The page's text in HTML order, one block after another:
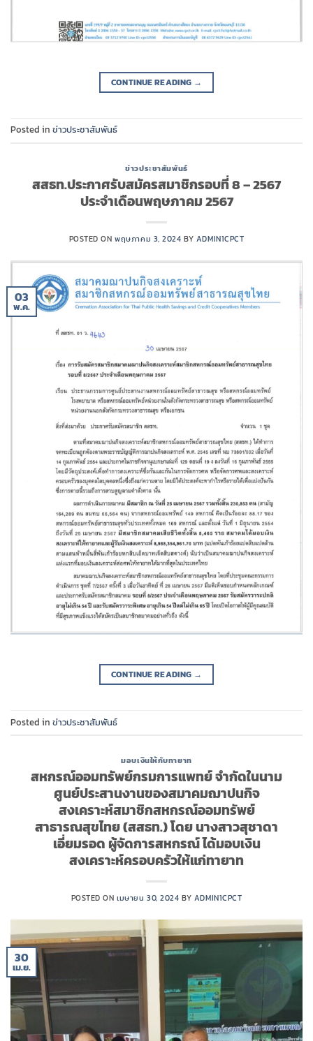
CONTINUE READING →
Posted in ข่าวประชาสัมพันธ์
ข่าวประชาสัมพันธ์
สสธท.ประกาศรับสมัครสมาชิกรอบที่ 8 – 2567
ประจำเดือนพฤษภาคม 2567
POSTED ONพฤษภาคม 3, 2024 BY ADMIN1CPCT
03
พ.ค.
CONTINUE READING →
Posted in ข่าวประชาสัมพันธ์
มอบเงินให้กับทายาท
สหกรณ์ออมทรัพย์กรมการแพทย์ จำกัดในนาม
ศูนย์ประสานงานของสมาคมฌาปนกิจ
สงเคราะห์สมาชิกสหกรณ์ออมทรัพย์
สาธารณสุขไทย (สสธท.) โดย นางสาวสุชาดา
เอี่ยมรอด ผู้จัดการสหกรณ์ ได้มอบเงิน
สงเคราะห์ครอบครัวให้แก่ทายาท
POSTED ONเมษายน 30, 2024 BY ADMIN1CPCT
30
เม.ย.